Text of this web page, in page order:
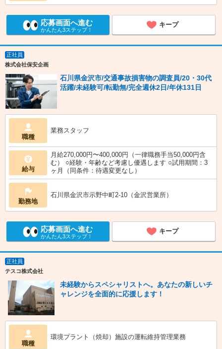
応募画面へ進む
かんたん3ステップ！
キープ
正社員
株式会社保安企画
石川県金沢市/交通事故損害物の調査員/20・30代
活躍/未経験可/転勤無/完全週休2日/年休131日
職種
業務スタッフ
給与
月給270,000円〜400,000円（一律職務手当50,000円含
む） ○経験・年齢など考慮し優遇します ○試用期間：3
ヶ月（同条件：待遇変更なし）
勤務地
石川県金沢市示野中町2-10（金沢営業所）
応募画面へ進む
かんたん3ステップ！
キープ
正社員
テスコ株式会社
未経験からスペシャリストへ。あなたの新しいチ
ャレンジを全面的に応援します！
職種
環境プラント（焼却）施設の運転維持管理業務